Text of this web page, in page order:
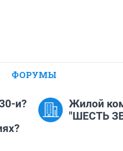
ФОРУМЫ
и?
Жилой
"ШЕСТЬ